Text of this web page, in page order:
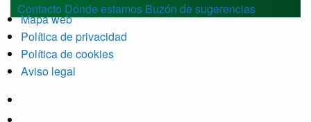
Contacto Dónde estamos Buzón de sugerencias
Mapa web
Política de privacidad
Política de cookies
Aviso legal